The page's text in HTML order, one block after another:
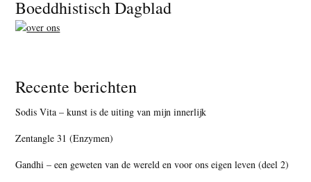
Boeddhistisch Dagblad
Recente berichten
Sodis Vita – kunst is de uiting van mijn innerlijk
Zentangle 31 (Enzymen)
Gandhi – een geweten van de wereld en voor ons eigen leven (deel 2)